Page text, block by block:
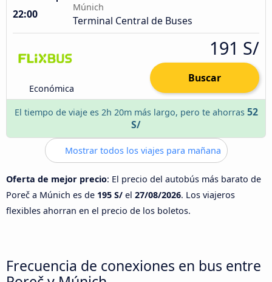
22:00
Múnich
Terminal Central de Buses
Económica
191 S/
Buscar
El tiempo de viaje es 2h 20m más largo, pero te ahorras 52
S/
Mostrar todos los viajes para mañana
Oferta de mejor precio: El precio del autobús más barato de
Poreč a Múnich es de 195 S/ el 27/08/2026. Los viajeros
flexibles ahorran en el precio de los boletos.
Frecuencia de conexiones en bus entre